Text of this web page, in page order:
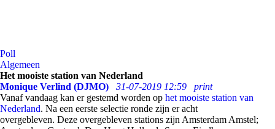
Poll
Algemeen
Het mooiste station van Nederland
Monique Verlind (DJMO)
31-07-2019 12:59
print
Vanaf vandaag kan er gestemd worden op het mooiste station van
Nederland. Na een eerste selectie ronde zijn er acht
overgebleven. Deze overgebleven stations zijn Amsterdam Amstel;